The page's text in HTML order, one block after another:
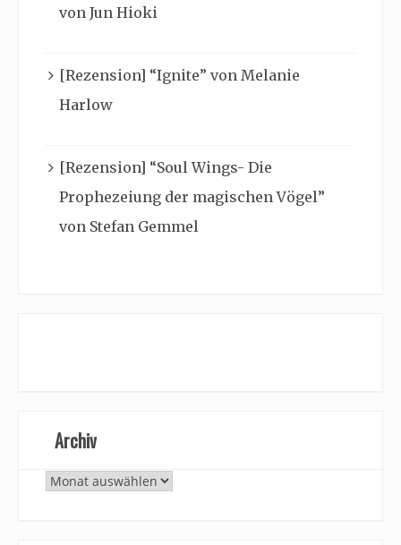
von Jun Hioki
[Rezension] “Ignite” von Melanie
Harlow
[Rezension] “Soul Wings- Die
Prophezeiung der magischen Vögel”
von Stefan Gemmel
Archiv
Archiv